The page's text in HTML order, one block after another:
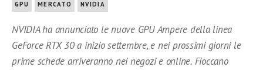
GPU MERCATO NVIDIA
NVIDIA ha annunciato le nuove GPU Ampere della linea
GeForce RTX 30 a inizio settembre, e nei prossimi giorni le
prime schede arriveranno nei negozi e online. Fioccano